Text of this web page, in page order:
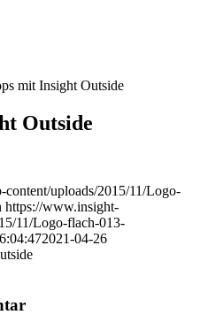
mit Insight Outside
Outside
uploads/2015/11/Logo-
https://www.insight-
11/Logo-flach-013-
2021-04-26